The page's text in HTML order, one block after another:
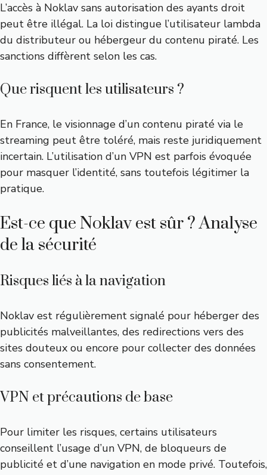
L’accès à Noklav sans autorisation des ayants droit
peut être illégal. La loi distingue l’utilisateur lambda
du distributeur ou hébergeur du contenu piraté. Les
sanctions diffèrent selon les cas.
Que risquent les utilisateurs ?
En France, le visionnage d’un contenu piraté via le
streaming peut être toléré, mais reste juridiquement
incertain. L’utilisation d’un VPN est parfois évoquée
pour masquer l’identité, sans toutefois légitimer la
pratique.
Est-ce que Noklav est sûr ? Analyse
de la sécurité
Risques liés à la navigation
Noklav est régulièrement signalé pour héberger des
publicités malveillantes, des redirections vers des
sites douteux ou encore pour collecter des données
sans consentement.
VPN et précautions de base
Pour limiter les risques, certains utilisateurs
conseillent l’usage d’un VPN, de bloqueurs de
publicité et d’une navigation en mode privé. Toutefois,